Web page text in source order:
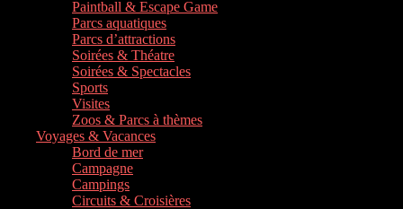
Paintball & Escape Game
Parcs aquatiques
Parcs d’attractions
Soirées & Théatre
Soirées & Spectacles
Sports
Visites
Zoos & Parcs à thèmes
Voyages & Vacances
Bord de mer
Campagne
Campings
Circuits & Croisières